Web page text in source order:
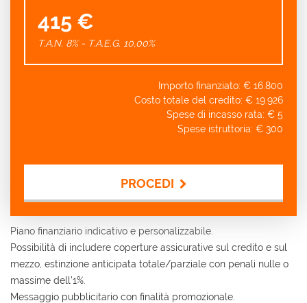
415 €
T.A.N. 8% - T.A.E.G. 10,00%
Importo finanziato: € 16.800
Costo totale del credito: € 19.926
Spese di incasso rata: € 5
Spese istruttoria: € 300
PROCEDI
Contattaci
Piano finanziario indicativo e personalizzabile.
Possibilità di includere coperture assicurative sul credito e sul
mezzo, estinzione anticipata totale/parziale con penali nulle o
massime dell'1%.
Messaggio pubblicitario con finalità promozionale.